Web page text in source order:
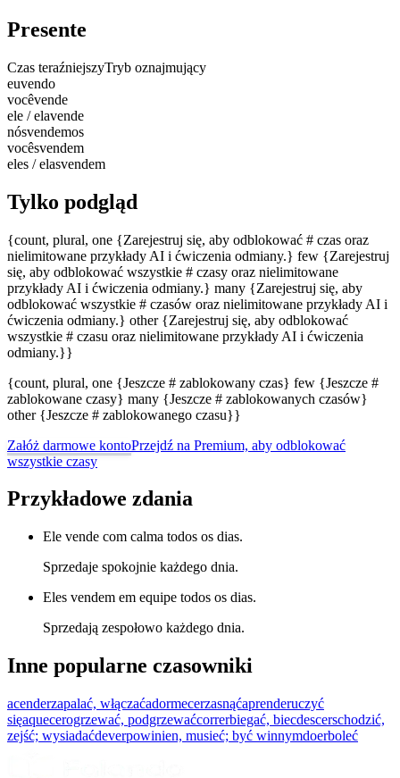
Presente
Czas teraźniejszyTryb oznajmujący
euvendo
vocêvende
ele / elavende
nósvendemos
vocêsvendem
eles / elasvendem
Tylko podgląd
{count, plural, one {Zarejestruj się, aby odblokować # czas oraz
nielimitowane przykłady AI i ćwiczenia odmiany.} few {Zarejestruj
się, aby odblokować wszystkie # czasy oraz nielimitowane
przykłady AI i ćwiczenia odmiany.} many {Zarejestruj się, aby
odblokować wszystkie # czasów oraz nielimitowane przykłady AI i
ćwiczenia odmiany.} other {Zarejestruj się, aby odblokować
wszystkie # czasu oraz nielimitowane przykłady AI i ćwiczenia
odmiany.}}
{count, plural, one {Jeszcze # zablokowany czas} few {Jeszcze #
zablokowane czasy} many {Jeszcze # zablokowanych czasów}
other {Jeszcze # zablokowanego czasu}}
Załóż darmowe kontoPrzejdź na Premium, aby odblokować
wszystkie czasy
Przykładowe zdania
Ele vende com calma todos os dias.
Sprzedaje spokojnie każdego dnia.
Eles vendem em equipe todos os dias.
Sprzedają zespołowo każdego dnia.
Inne popularne czasowniki
acenderzapalać, włączaćadormecerzasnąćaprenderuczyć
sięaquecerogrzewać, podgrzewaćcorrerbiegać, biecdescerschodzić,
zejść; wysiadaćdeverpowinien, musieć; być winnymdoerboleć